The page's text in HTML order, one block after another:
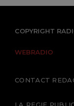
COPYRIGHT
WEBRADIO
CONTACT
LA REGIE